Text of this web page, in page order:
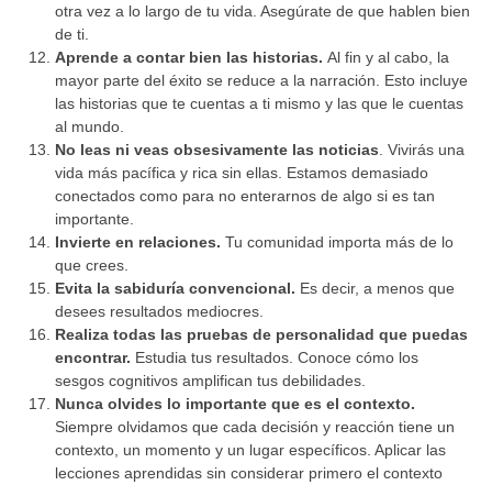
otra vez a lo largo de tu vida. Asegúrate de que hablen bien
de ti.
Aprende a contar bien las historias. Al fin y al cabo, la
mayor parte del éxito se reduce a la narración. Esto incluye
las historias que te cuentas a ti mismo y las que le cuentas
al mundo.
No leas ni veas obsesivamente las noticias . Vivirás una
vida más pacífica y rica sin ellas. Estamos demasiado
conectados como para no enterarnos de algo si es tan
importante.
Invierte en relaciones. Tu comunidad importa más de lo
que crees.
Evita la sabiduría convencional. Es decir, a menos que
desees resultados mediocres.
Realiza todas las pruebas de personalidad que puedas
encontrar. Estudia tus resultados. Conoce cómo los
sesgos cognitivos amplifican tus debilidades.
Nunca olvides lo importante que es el contexto.
Siempre olvidamos que cada decisión y reacción tiene un
contexto, un momento y un lugar específicos. Aplicar las
lecciones aprendidas sin considerar primero el contexto